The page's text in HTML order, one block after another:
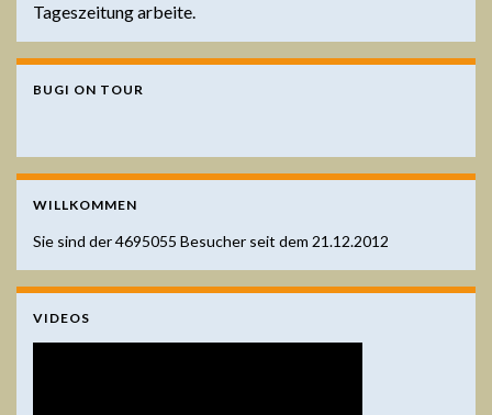
Tageszeitung arbeite.
BUGI ON TOUR
WILLKOMMEN
Sie sind der4695055 Besucher seit dem 21.12.2012
VIDEOS